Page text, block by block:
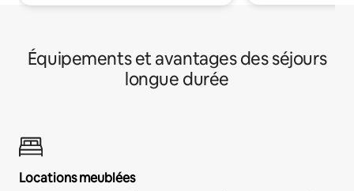
Équipements et avantages des séjours
longue durée
Locations meublées